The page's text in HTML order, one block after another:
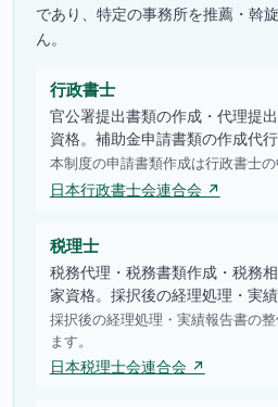
であり、特定の事務所を推薦・斡
ん。
行政書士
官公署提出書類の作成・代理提
資格。補助金申請書類の作成代行
本制度の申請書類作成は行政書士の
日本行政書士会連合会 ↗
税理士
税務代理・税務書類作成・税務
家資格。採択後の経理処理・実
採択後の経理処理・実績報告書の
ます。
日本税理士会連合会 ↗